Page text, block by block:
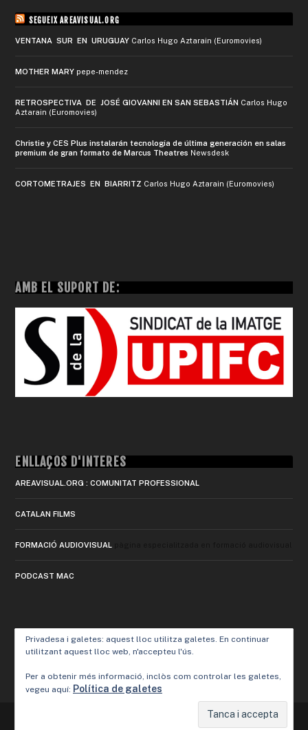
SEGUEIX AREAVISUAL.ORG
VENTANA SUR EN URUGUAY Carlos Hugo Aztarain (Euromovies)
MOTHER MARY pepe-mendez
RETROSPECTIVA DE JOSÉ GIOVANNI EN SAN SEBASTIÁN Carlos Hugo
Aztarain (Euromovies)
Christie y CES Plus instalarán tecnología de última generación en salas
premium de gran formato de Marcus Theatres Newsdesk
CORTOMETRAJES EN BIARRITZ Carlos Hugo Aztarain (Euromovies)
AMB EL SUPORT DE:
ENLLAÇOS D'INTERÈS
AREAVISUAL.ORG : COMUNITAT PROFESSIONAL
CATALAN FILMS
FORMACIÓ AUDIOVISUAL
PODCAST MAC
| Powered byWordPress
Privadesa i galetes: aquest lloc utilitza galetes. En continuar
utilitzant aquest lloc web, n'accepteu l'ús.
Per a obtenir més informació, inclòs com controlar les galetes,
vegeu aquí: Política de galetes